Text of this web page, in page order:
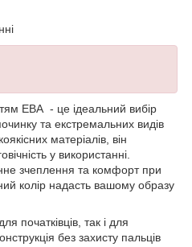
ЕВА - це ідеальний вибір
та екстремальних видів
матеріалів, він
у використанні.
зчеплення та комфорт при
колір надасть вашому образу
початківців, так і для
без захисту пальців